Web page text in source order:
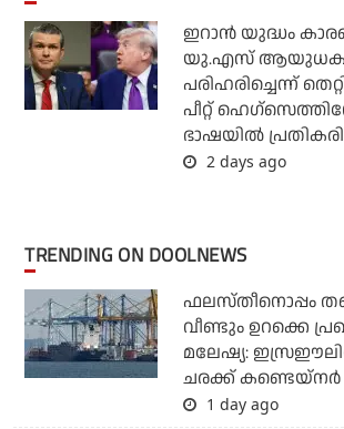
ഇറാന്‍ യുദ്ധം
യു.എസ്
പരിഹരിച്ചെന്ന്
പീറ്റ്
ഭാഷയില്‍
2 days ago
TRENDING ON DOOLNEWS
ഫലസ്തീനൊപ്പം
വീണ്ടും ഉറക്കെ
മലേഷ്യ:
ചരക്ക് കണ്ടെയ്‌നര്‍
1 day ago